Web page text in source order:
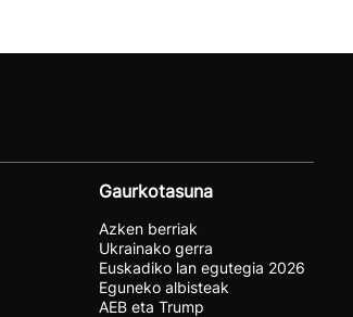
Gaurkotasuna
Azken berriak
Ukrainako gerra
Euskadiko lan egutegia 2026
Eguneko albisteak
AEB eta Trump